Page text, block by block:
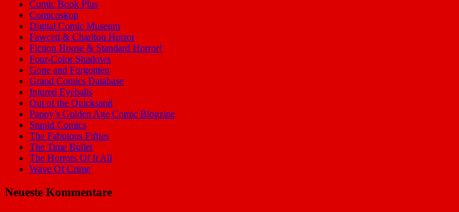
Comic Book Plus
Comicoskop
Digital Comic Museum
Fawcett & Charlton Horror
Fiction House & Standard Horror!
Four-Color Shadows
Gone and Forgottten
Grand Comics Database
Injured Eyeballs
Out of the Quicksand
Pappy’s Golden Age Comic Blogzine
Stupid Comics
The Fabulous Fifties
The Time Bullet
The Horrors Of It All
Wave Of Crime
Neueste Kommentare